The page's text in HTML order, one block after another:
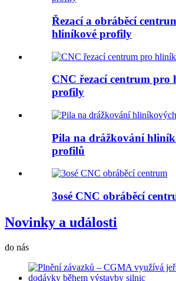
Řezací a obráběcí
hliníkové profily
CNC řezací centrum pro
profily
Pila na drážkování
profilů
3osé CNC obráběcí
Novinky a události
do nás